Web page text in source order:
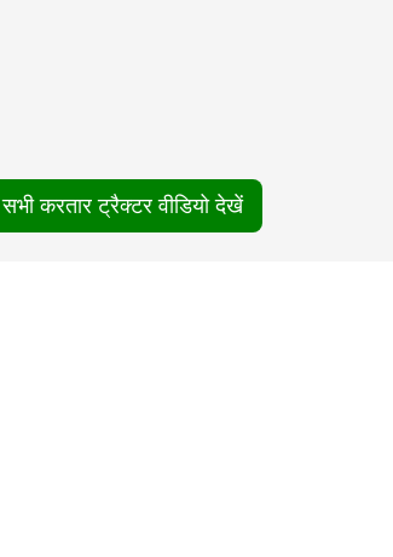
सभी करतार ट्रैक्टर वीडियो देखें